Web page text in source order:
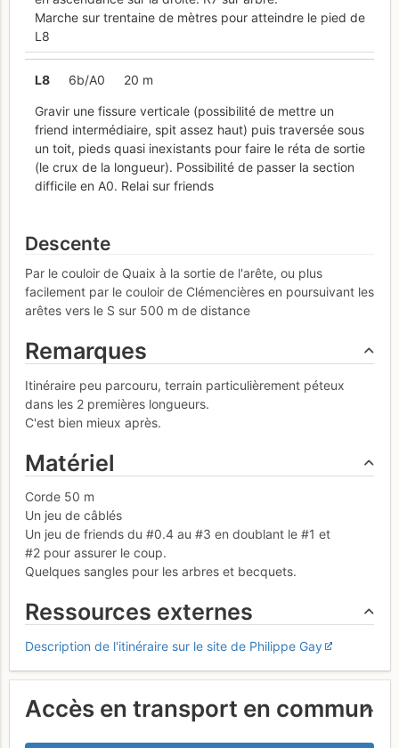
Marche sur trentaine de mètres pour atteindre le pied de
L8
L8 6b/A0 20 m
Gravir une fissure verticale (possibilité de mettre un
friend intermédiaire, spit assez haut) puis traversée sous
un toit, pieds quasi inexistants pour faire le réta de sortie
(le crux de la longueur). Possibilité de passer la section
difficile en A0. Relai sur friends
Descente
Par le couloir de Quaix à la sortie de l'arête, ou plus
facilement par le couloir de Clémencières en poursuivant les
arêtes vers le S sur 500 m de distance
Remarques
Itinéraire peu parcouru, terrain particulièrement péteux
dans les 2 premières longueurs.
C'est bien mieux après.
Matériel
Corde 50 m
Un jeu de câblés
Un jeu de friends du #0.4 au #3 en doublant le #1 et
#2 pour assurer le coup.
Quelques sangles pour les arbres et becquets.
Ressources externes
Description de l'itinéraire sur le site de Philippe Gay
Accès en transport en commun